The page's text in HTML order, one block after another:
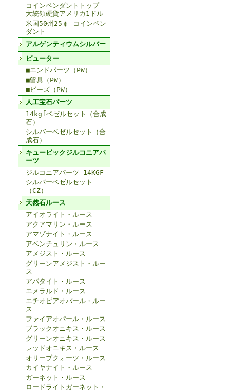
コインペンダントトップ
大統領硬貨アメリカ1ドル
米国50州25￠ コインペン
ダント
アルゲンティウムシルバー
ピューター
■エンドパーツ（PW）
■留具（PW）
■ビーズ（PW）
人工宝石パーツ
14kgfベゼルセット（合成
石）
シルバーベゼルセット（合
成石）
キュービックジルコニアパ
ーツ
ジルコニアパーツ 14KGF
シルバーベゼルセット
（CZ）
天然石ルース
アイオライト・ルース
アクアマリン・ルース
アマゾナイト・ルース
アベンチュリン・ルース
アメジスト・ルース
グリーンアメジスト・ルー
ス
アパタイト・ルース
エメラルド・ルース
エチオピアオパール・ルー
ス
ファイアオパール・ルース
ブラックオニキス・ルース
グリーンオニキス・ルース
レッドオニキス・ルース
オリーブクォーツ・ルース
カイヤナイト・ルース
ガーネット・ルース
ロードライトガーネット・